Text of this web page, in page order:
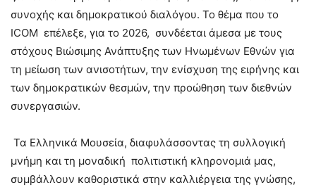
συνοχής και δημοκρατικού διαλόγου. Το θέμα που το
ICOM επέλεξε, για το 2026, συνδέεται άμεσα με τους
στόχους Βιώσιμης Ανάπτυξης των Ηνωμένων Εθνών για
τη μείωση των ανισοτήτων, την ενίσχυση της ειρήνης και
των δημοκρατικών θεσμών, την προώθηση των διεθνών
συνεργασιών.
Τα Ελληνικά Μουσεία, διαφυλάσσοντας τη συλλογική
μνήμη και τη μοναδική πολιτιστική κληρονομιά μας,
συμβάλλουν καθοριστικά στην καλλιέργεια της γνώσης,